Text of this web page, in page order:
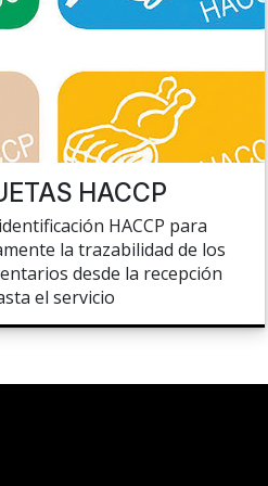
HACCP
HACCP para
la trazabilidad de los
desde la recepción
el servicio